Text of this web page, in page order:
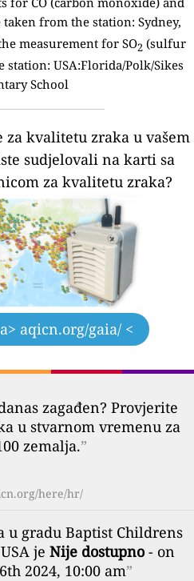
from the station: Sydney,
measurement for SO2 (sulfur
USA:Florida/Polk/Sikes
School
za kvalitetu zraka u vašem
sudjelovali na karti sa
za kvalitetu zraka?
> aqicn.org/gaia/ <
zagađen? Provjerite
u stvarnom vremenu za
zemalja.”
here/hr/
u gradu Baptist Childrens
je Nije dostupno- on
2024, 10:00 am”